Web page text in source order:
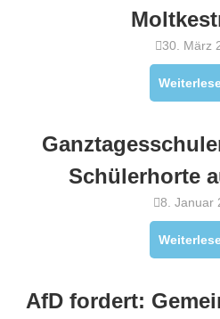
30. März
Schülerhorte
8. Januar
AfD fordert: